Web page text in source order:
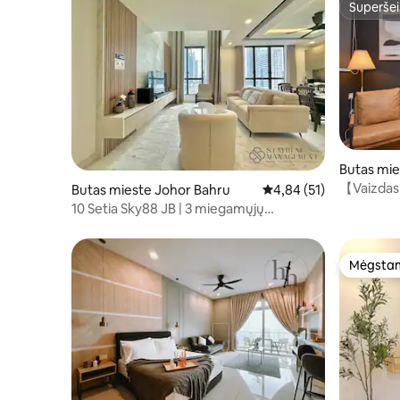
Butas mieste Johor Bahru Vidutinis įvertinimas:
4,84 (51)
10 Setia Sky88 JB | 3 miegamųjų
Butas
【